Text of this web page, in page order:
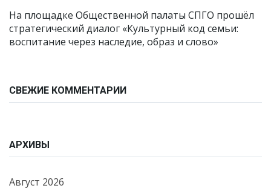
На площадке Общественной палаты СПГО прошёл
стратегический диалог «Культурный код семьи:
воспитание через наследие, образ и слово»
СВЕЖИЕ КОММЕНТАРИИ
АРХИВЫ
Август 2026